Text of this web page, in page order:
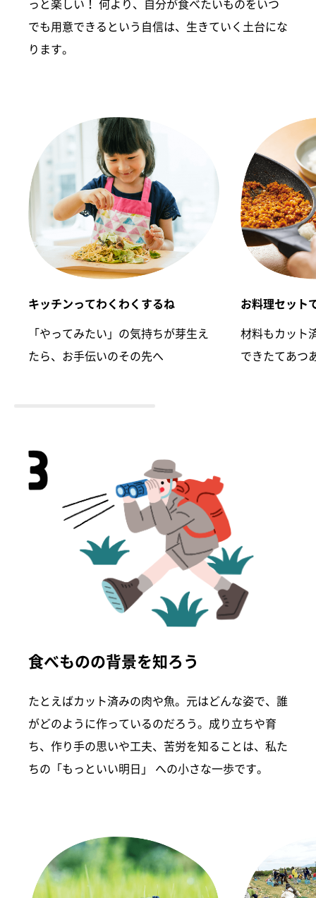
っと楽しい！ 何より、自分が食べたいものをいつ
でも用意できるという自信は、生きていく土台にな
ります。
キッチンってわくわくするね
「やってみたい」の気持ちが芽生え
たら、お手伝いのその先へ
お料理セット
材料もカット
できたてあつ
食べものの背景を知ろう
たとえばカット済みの肉や魚。元はどんな姿で、誰
がどのように作っているのだろう。成り立ちや育
ち、作り手の思いや工夫、苦労を知ることは、私た
ちの「もっといい明日」 への小さな一歩です。